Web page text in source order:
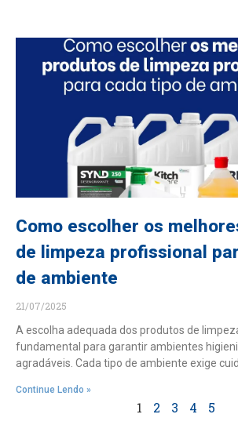
Como escolher os
de limpeza profissional
de ambiente
21/07/2025
A escolha adequada dos produtos de
fundamental para garantir ambientes
agradáveis. Cada tipo de ambiente exige
Continue Lendo »
1 2 3 4 5